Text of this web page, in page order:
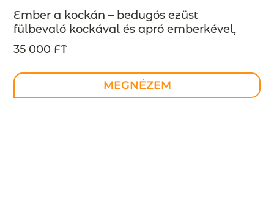
Ember a kockán – bedugós ezüst
fülbevaló kockával és apró emberkével,
design ékszer
35 000 FT
MEGNÉZEM